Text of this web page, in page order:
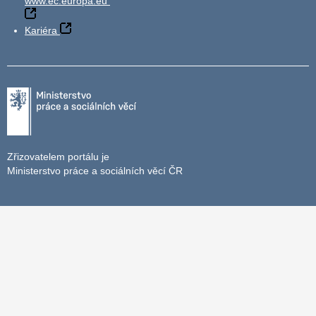
Kariéra
Zřizovatelem portálu je
Ministerstvo práce a sociálních věcí ČR